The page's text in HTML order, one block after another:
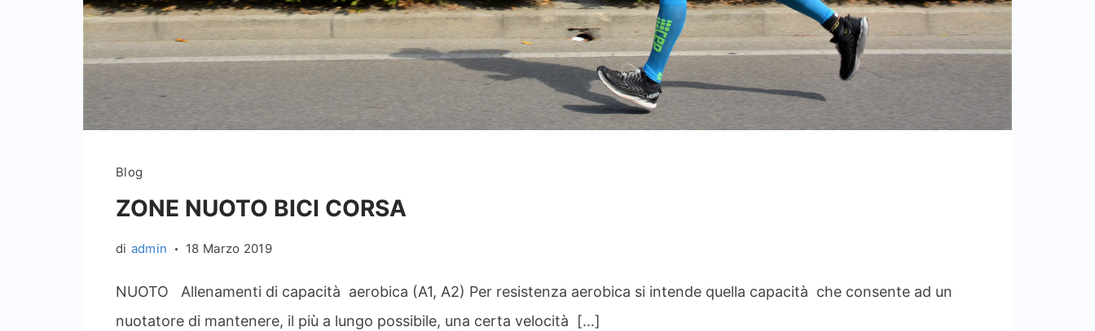
Blog
ZONE NUOTO BICI CORSA
di admin 18 Marzo 2019
NUOTO Allenamenti di capacità aerobica (A1, A2) Per resistenza aerobica si intende quella capacità che consente ad un
nuotatore di mantenere, il più a lungo possibile, una certa velocità […]